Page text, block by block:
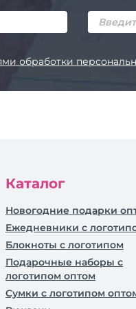
обработки
Каталог
Новогодние подарки
Ежедневники c
Блокноты с логотипом
Подарочные наборы с
логотипом оптом
Сумки с логотипом